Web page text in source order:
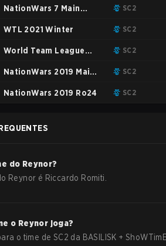
2022 Summer
NationWars 7 Main
Event
SC2
WTL 2021 Winter SC2
World Team League
2021 Summer
SC2
NationWars 2019 Main
Event
SC2
NationWars 2019 Ro24 SC2
do Reynor?
Reynor é Riccardo Romiti
o Reynor joga?
o time de SC2 da BASILISK + ShoWTimE